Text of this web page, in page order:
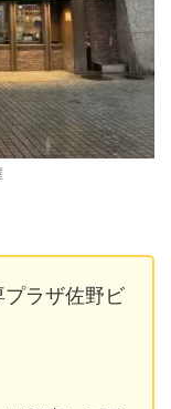
ラザ佐野ビ